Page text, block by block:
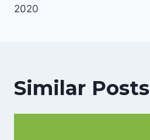
2020
Similar Posts